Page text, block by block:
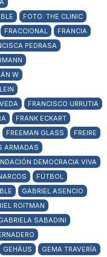
FOTO: THE CLINIC
FRACCIONAL
FRANCIA
PEDRASA
W
FRANCISCO URRUTIA
FRANK ECKART
FREEMAN GLASS
FREIRE
ARMADAS
DEMOCRACIA VIVA
FÚTBOL
GABRIEL ASENCIO
ROITMAN
SABADINI
GEHÄUS
GEMA TRAVERÍA